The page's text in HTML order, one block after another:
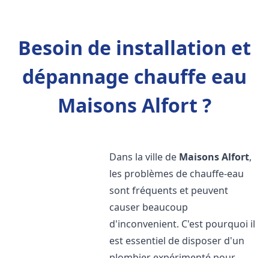
Besoin de installation et
dépannage chauffe eau
Maisons Alfort ?
Dans la ville de Maisons Alfort,
les problèmes de chauffe-eau
sont fréquents et peuvent
causer beaucoup
d'inconvenient. C'est pourquoi il
est essentiel de disposer d'un